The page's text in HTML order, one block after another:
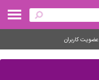
عضویت کاربران